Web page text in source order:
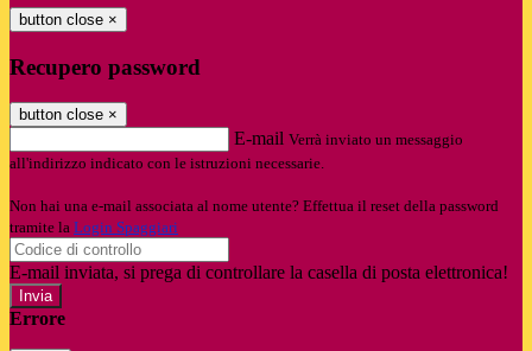
button close ×
Recupero password
button close ×
E-mail Verrà inviato un messaggio
all'indirizzo indicato con le istruzioni necessarie.
Non hai una e-mail associata al nome utente? Effettua il reset della password
tramite la Login Spaggiari
E-mail inviata, si prega di controllare la casella di posta elettronica!
Errore